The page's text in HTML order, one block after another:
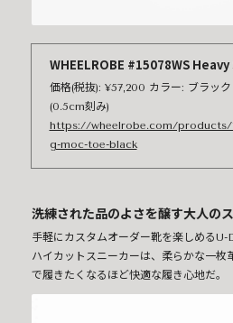
WHEELROBE #15078WS
価格(税抜): ¥57,200 カラー: ブラッ
(0.5cm刻み)
https://wheelrobe.com/products/
g-moc-toe-black
洗練された品のよさを醸す大人の
手軽にカスタムオーダー靴を楽しめる
ハイカットスニーカーは、柔らかな一枚
で履きたくなるほど快適な履き心地だ。